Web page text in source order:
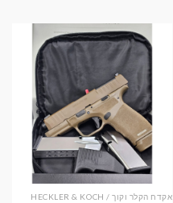
אקדח הקלר וקוך / HECKLER & KOCH